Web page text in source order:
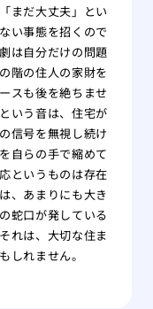
まだ大丈夫」とい
い事態を招くので
は自分だけの問題
階の住人の家財を
スも後を絶ちませ
いう音は、住宅が
信号を無視し続け
自らの手で縮めて
というものは存在
、あまりにも大き
蛇口が発している
れは、大切な住ま
しれません。